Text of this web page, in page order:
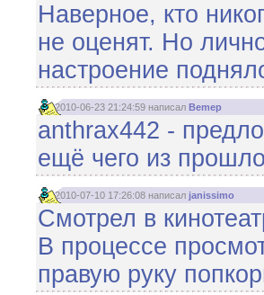
Наверное, кто
не оценят. Но
настроение
2010-06-23 21:24:59 написал Bemep
anthrax442 -
ещё чего из
2010-07-10 17:26:08 написал janissimo
Смотрел в
В процессе
правую руку